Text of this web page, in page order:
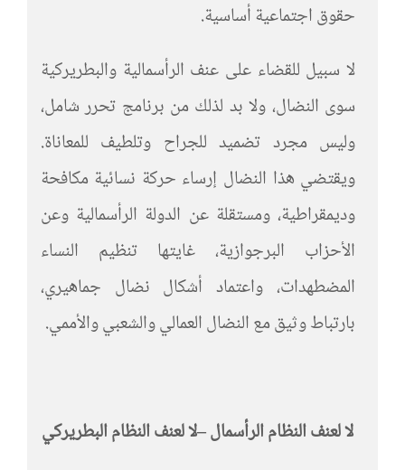
حقوق اجتماعية أساسية.
لا سبيل للقضاء على عنف الرأسمالية والبطريركية
سوى النضال، ولا بد لذلك من برنامج تحرر شامل،
وليس مجرد تضميد للجراح وتلطيف للمعاناة.
ويقتضي هذا النضال إرساء حركة نسائية مكافحة
وديمقراطية، ومستقلة عن الدولة الرأسمالية وعن
الأحزاب البرجوازية، غايتها تنظيم النساء
المضطهدات، واعتماد أشكال نضال جماهيري،
بارتباط وثيق مع النضال العمالي والشعبي والأممي.
لا لعنف النظام الرأسمال–لا لعنف النظام البطريركي